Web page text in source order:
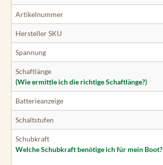
Artikelnummer
Hersteller SKU
Spannung
Schaftlänge
(Wie ermittle ich die richtige Schaftlänge?)
Batterieanzeige
Schaltstufen
Schubkraft
Welche Schubkraft benötige ich für mein Boot?